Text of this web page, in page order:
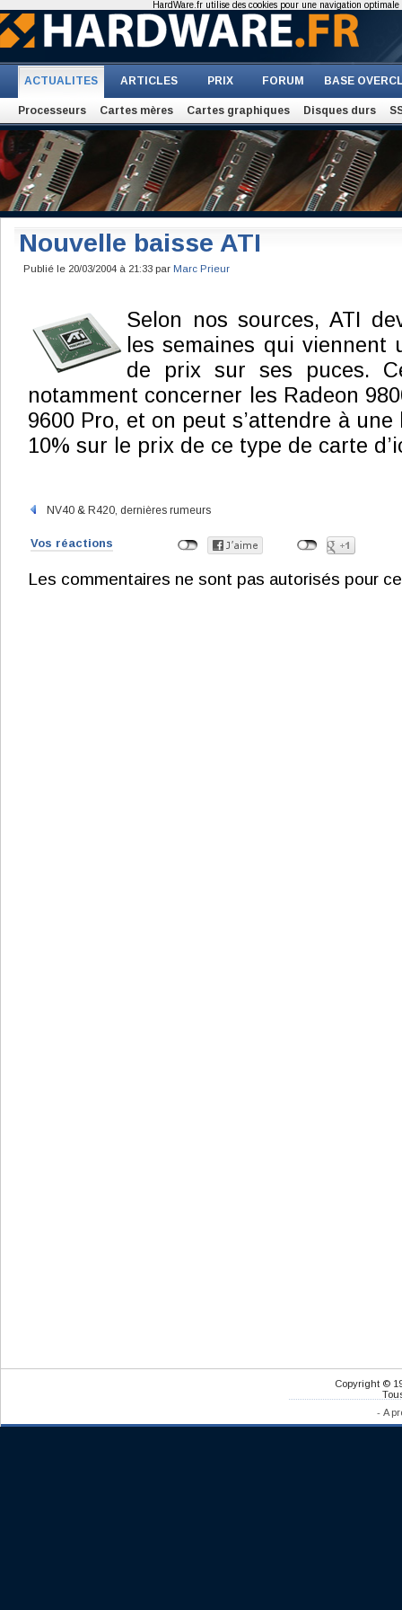
ACTUALITES ARTICLES PRIX FORUM BASE
Processeurs Cartes mères Cartes graphiques Disques durs
Nouvelle baisse ATI
Publié le 20/03/2004 à 21:33 par Marc Prieur
Selon nos sources, ATI
les semaines qui viennent
de prix sur ses puces.
notamment concerner les Radeon
9600 Pro, et on peut s’attendre à une
10% sur le prix de ce type de carte
NV40 & R420, dernières rumeurs
Vos réactions
Les commentaires ne sont pas autorisés pour
Copyright ©
- A
HardWare.fr utilise des cookies pour une navigation